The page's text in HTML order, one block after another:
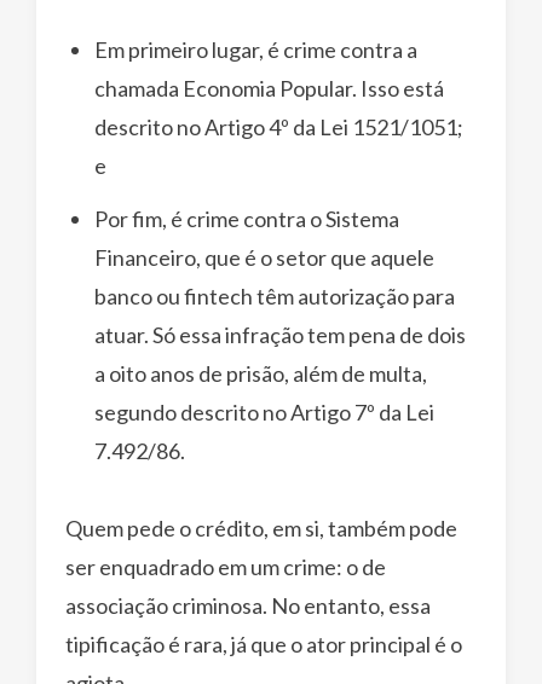
Em primeiro lugar, é crime contra a
chamada Economia Popular. Isso está
descrito no Artigo 4º da Lei 1521/1051;
e
Por fim, é crime contra o Sistema
Financeiro, que é o setor que aquele
banco ou fintech têm autorização para
atuar. Só essa infração tem pena de dois
a oito anos de prisão, além de multa,
segundo descrito no Artigo 7º da Lei
7.492/86.
Quem pede o crédito, em si, também pode
ser enquadrado em um crime: o de
associação criminosa. No entanto, essa
tipificação é rara, já que o ator principal é o